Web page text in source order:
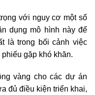
với nguy cơ một số
dụng mô hình này để
là trong bối cảnh việc
gặp khó khăn.
vàng cho các dự án
đủ điều kiện triển khai,